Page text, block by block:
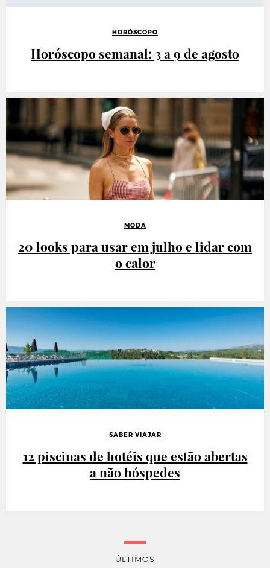
HORÓSCOPO
Horóscopo semanal: 3 a 9 de agosto
MODA
20 looks para usar em julho e lidar com
o calor
SABER VIAJAR
12 piscinas de hotéis que estão abertas
a não hóspedes
ÚLTIMOS